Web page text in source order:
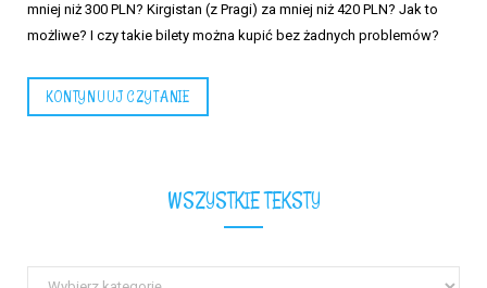
mniej niż 300 PLN? Kirgistan (z Pragi) za mniej niż 420 PLN? Jak to
możliwe? I czy takie bilety można kupić bez żadnych problemów?
KONTYNUUJ CZYTANIE
WSZYSTKIE TEKSTY
Wszystkie